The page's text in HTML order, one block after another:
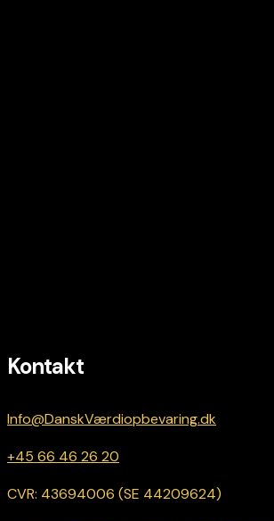
Kontakt
Info@DanskVærdiopbevaring.dk
+45 66 46 26 20
CVR: 43694006 (SE 44209624)